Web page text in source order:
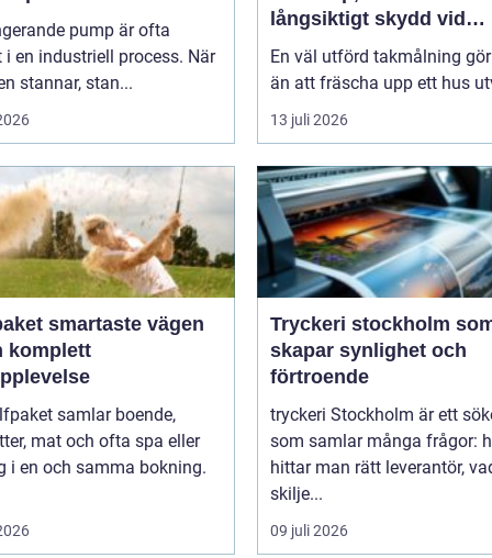
pump är ofta
i en industriell process. När
stannar, stan...
långsiktigt skydd vid
takmålning i Göteborg
En väl utförd takmålning
än att fräscha upp ett hus
13 juli 2026
vägen
komplett
samlar boende,
mat och ofta spa eller
i en och samma bokning.
Tryckeri stockholm
skapar synlighet och
förtroende
tryckeri Stockholm är ett
som samlar många frågor:
hittar man rätt leverantör,
skilje...
09 juli 2026